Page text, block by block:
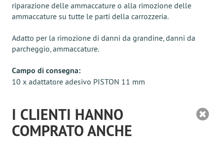
riparazione delle ammaccature o alla rimozione delle
ammaccature su tutte le parti della carrozzeria.
Adatto per la rimozione di danni da grandine, danni da
parcheggio, ammaccature.
Campo di consegna:
10 x adattatore adesivo PISTON 11 mm
I CLIENTI HANNO
COMPRATO ANCHE